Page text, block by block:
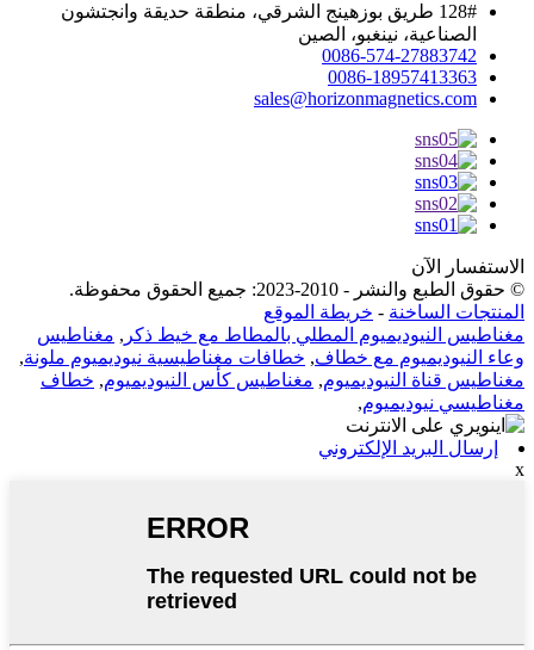
128# طريق بوزهينج الشرقي، منطقة حديقة وانجتشون
الصناعية، نينغبو، الصين
0086-574-27883742
0086-18957413363
sales@horizonmagnetics.com
الاستفسار الآن
© حقوق الطبع والنشر - 2010-2023: جميع الحقوق محفوظة.
المنتجات الساخنة - خريطة الموقع
مغناطيس النيوديميوم المطلي بالمطاط مع خيط ذكر , مغناطيس
وعاء النيوديميوم مع خطاف, خطافات مغناطيسية نيوديميوم ملونة,
مغناطيس قناة النيوديميوم, مغناطيس كأس النيوديميوم, خطاف
مغناطيسي نيوديميوم,
إرسال البريد الإلكتروني
x